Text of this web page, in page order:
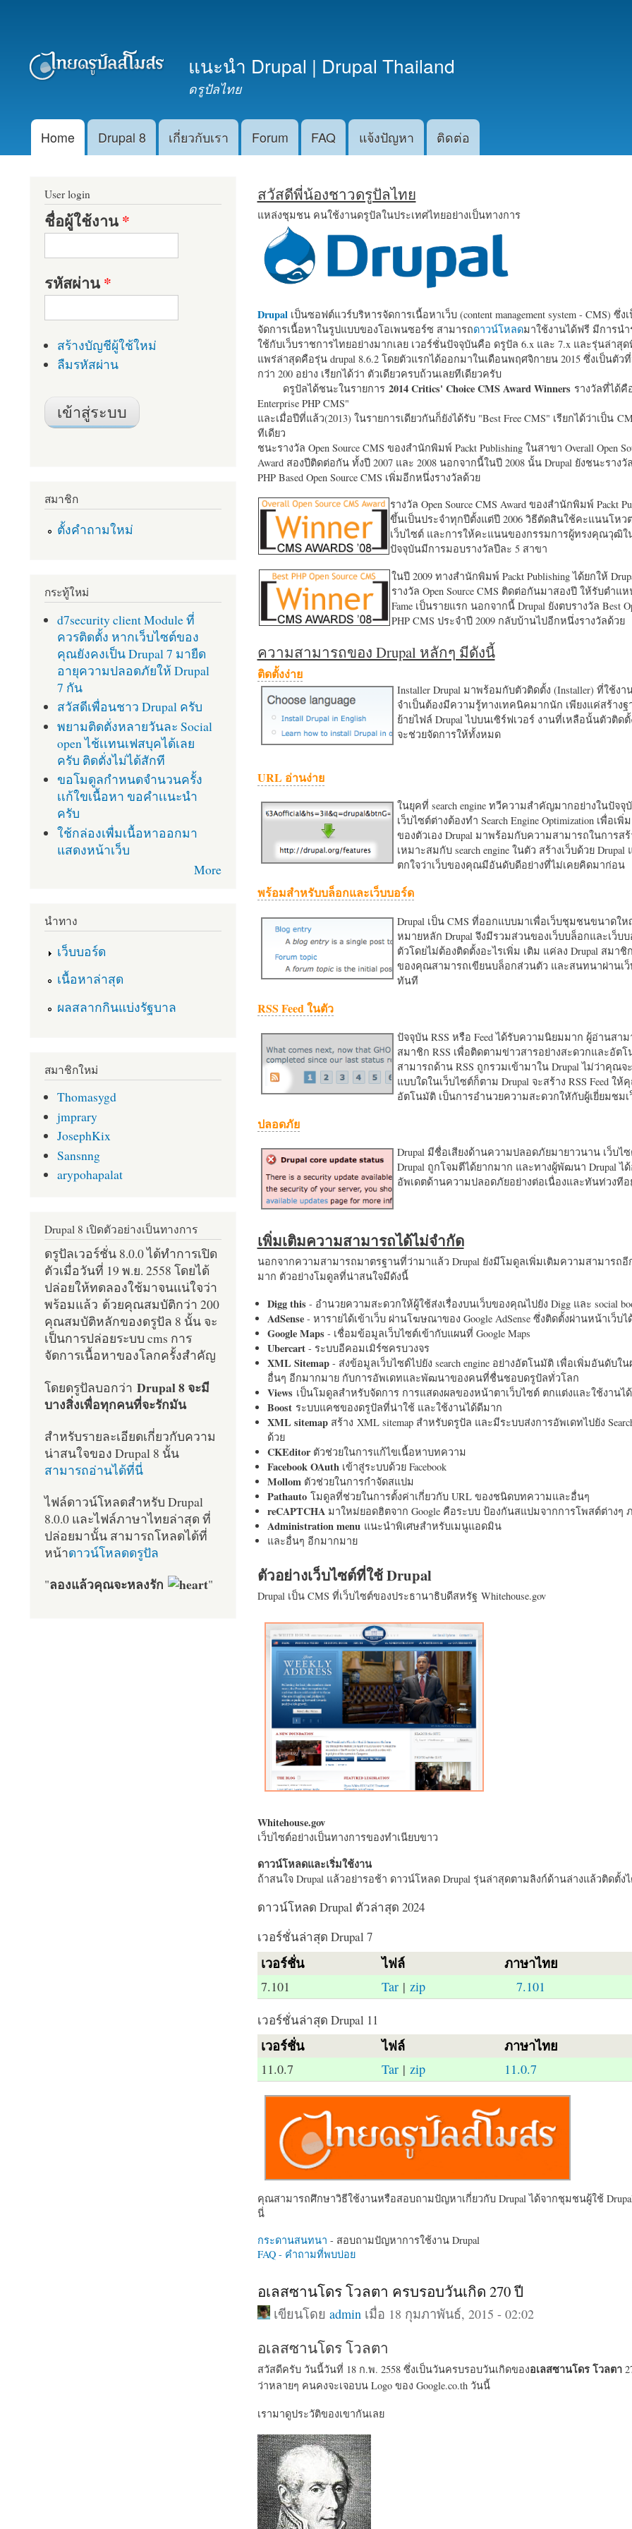
หลัก
แนะนำ Drupal | Drupal Thailand
ดรูปัลไทย
Main menu
Home Drupal 8 เกี่ยวกับเรา Forum FAQ แจ้งปัญหา ติดต่อ
สวัสดีพี่น้องชาวดรูปัลไทย
แหล่งชุมชน คนใช้งานดรูปัลในประเทศไทยอย่างเป็นทางการ
Drupalเป็นซอฟต์แวร์บริหารจัดการเนื้อหาเว็บ (content management system - CMS) ซึ่ง
จัดการเนื้อหาในรูปแบบของโอเพนซอร์ซ สามารถดาวน์โหลดมาใช้งานได้ฟรี มีการน
ใช้กับเว็บราชการไทยอย่างมากเลย เวอร์ชั่นปัจจุบันคือ ดรูปัล 6.x และ 7.x และรุ่นล่าสุด
แพร่ล่าสุดคือรุ่น drupal 8.6.2 โดยตัวแรกได้ออกมาในเดือนพฤศจิกายน 2015 ซึ่งเป็นตั
กว่า 200 อย่าง เรียกได้ว่า ตัวเดียวครบถ้วนเลยทีเดียวครับ
ดรูปัลได้ชนะในรายการ 2014 Critics' Choice CMS Award Winners รางวัลที่ได้คื
Enterprise PHP CMS"
และเมื่อปีที่แล้ว(2013) ในรายการเดียวกันก็ยังได้รับ "Best Free CMS" เรียกได้ว่าเป็น
ทีเดียว
ชนะรางวัล Open Source CMS ของสำนักพิมพ์ Packt Publishing ในสาขา Overall Open
Award สองปีติดต่อกัน ทั้งปี 2007 และ 2008 นอกจากนี้ในปี 2008 นั้น Drupal ยังชนะรางวั
PHP Based Open Source CMS เพิ่มอีกหนึ่งรางวัลด้วย
รางวัล Open Source CMS Award ของสำนักพิมพ์ Packt
ขึ้นเป็นประจำทุกปีตั้งแต่ปี 2006 วิธีตัดสินใช้คะแนนโหว
เว็บไซต์ และการให้คะแนนของกรรมการผู้ทรงคุณวุฒิใ
ปัจจุบันมีการมอบรางวัลปีละ 5 สาขา
ในปี 2009 ทางสำนักพิมพ์ Packt Publishing ได้ยกให้
รางวัล Open Source CMS ติดต่อกันมาสองปี ให้รับตำแ
Fame เป็นรายแรก นอกจากนี้ Drupal ยังตบรางวัล Best
PHP CMS ประจำปี 2009 กลับบ้านไปอีกหนึ่งรางวัลด้วย
ความสามารถของ Drupal หลักๆ มีดังนี้
ติดตั้งง่าย
Installer Drupal มาพร้อมกับตัวติดตั้ง (Installer) ที่ใช้งา
จำเป็นต้องมีความรู้ทางเทคนิคมากนัก เพียงแค่สร้าง
ย้ายไฟล์ Drupal ไปบนเซิร์ฟเวอร์ งานที่เหลือนั้นตัวติดตั้
จะช่วยจัดการให้ทั้งหมด
URL อ่านง่าย
ในยุคที่ search engine ทวีความสำคัญมากอย่างในปัจจุ
เว็บไซต์ต่างต้องทำ Search Engine Optimization เพื่อเ
ของตัวเอง Drupal มาพร้อมกับความสามารถในการสร้
เหมาะสมกับ search engine ในตัว สร้างเว็บด้วย
ตกใจว่าเว็บของคุณมีอันดับดีอย่างที่ไม่เคยคิดมาก่อน
พร้อมสำหรับบล็อกและเว็บบอร์ด
Drupal เป็น CMS ที่ออกแบบมาเพื่อเว็บชุมชนขนาดให
หมายหลัก Drupal จึงมีรวมส่วนของเว็บบล็อกและเว็บ
ตัวโดยไม่ต้องติดตั้งอะไรเพิ่ม เติม แค่ลง Drupal สมาชิ
ของคุณสามารถเขียนบล็อกส่วนตัว และสนทนาผ่านเว็
ทันที
RSS Feed ในตัว
ปัจจุบัน RSS หรือ Feed ได้รับความนิยมมาก ผู้อ่านสา
สมาชิก RSS เพื่อติดตามข่าวสารอย่างสะดวกและอัต
สามารถด้าน RSS ถูกรวมเข้ามาใน Drupal ไม่ว่าคุณจ
แบบใดในเว็บไซต์ก็ตาม Drupal จะสร้าง RSS Feed ให้
อัตโนมัติ เป็นการอำนวยความสะดวกใหักับผู้เยี่ยมชม
ปลอดภัย
Drupal มีชื่อเสียงด้านความปลอดภัยมายาวนาน เว็บไ
Drupal ถูกโจมตีได้ยากมาก และทางผู้พัฒนา Drupal ไ
อัพเดตด้านความปลอดภัยอย่างต่อเนื่องและทันท่วงทีอ
เพิ่มเติมความสามารถได้ไม่จำกัด
นอกจากความสามารถมาตรฐานที่ว่ามาแล้ว Drupal ยังมีโมดูลเพิ่มเติมความสามารถอี
มาก ตัวอย่างโมดูลที่น่าสนใจมีดังนี้
Digg this- อำนวยความสะดวกให้ผู้ใช้ส่งเรื่องบนเว็บของคุณไปยัง Digg และ social
AdSense- หารายได้เข้าเว็บ ผ่านโฆษณาของ Google AdSense ซึ่งติดตั้งผ่านหน้าเว็บไ
Google Maps- เชื่อมข้อมูลเว็บไซต์เข้ากับแผนที่ Google Maps
Ubercart- ระบบอีคอมเมิร์ซครบวงจร
XML Sitemap- ส่งข้อมูลเว็บไซต์ไปยัง search engine อย่างอัตโนมัติ เพื่อเพิ่มอันดับใ
อื่นๆ อีกมากมาย กับการอัพเดทและพัฒนาของคนที่ชื่นชอบดรูปัลทั่วโลก
Views เป็นโมดูลสำหรับจัดการ การแสดงผลของหน้าตาเว็บไซต์ ตกแต่งและใช้งานไ
Boost ระบบแคชของดรูปัลที่น่าใช้ และใช้งานได้ดีมาก
XML sitemapสร้าง XML sitemap สำหรับดรูปัล และมีระบบส่งการอัพเดทไปยัง
ด้วย
CKEditorตัวช่วยในการแก้ไขเนื้อหาบทความ
Facebook OAuth เข้าสู่ระบบด้วย Facebook
Mollom ตัวช่วยในการกำจัดสแปม
Pathautoโมดูลที่ช่วยในการตั้งค่าเกี่ยวกับ URL ของชนิดบทความและอื่นๆ
reCAPTCHA มาใหม่ยอดฮิตจาก Google คือระบบ ป้องกันสแปมจากการโพสต์ต่างๆ
Administration menu แนะนำพิเศษสำหรับเมนูแอดมิน
และอื่นๆ อีกมากมาย
ตัวอย่างเว็บไซต์ที่ใช้ Drupal
Drupal เป็น CMS ที่เว็บไซต์ของประธานาธิบดีสหรัฐ Whitehouse.gov
Whitehouse.gov
เว็บไซต์อย่างเป็นทางการของทำเนียบขาว
ดาวน์โหลดและเริ่มใช้งาน
ถ้าสนใจ Drupal แล้วอย่ารอช้า ดาวน์โหลด Drupal รุ่นล่าสุดตามลิงก์ด้านล่างแล้วติดตั้ง
ดาวน์โหลด Drupal ตัวล่าสุด 2024
เวอร์ชั่นล่าสุด Drupal 7
เวอร์ชั่น ไฟล์ ภาษาไทย
7.101 Tar| zip 7.101
เวอร์ชั่นล่าสุด Drupal 11
เวอร์ชั่น ไฟล์ ภาษาไทย
11.0.7 Tar| zip 11.0.7
คุณสามารถศึกษาวิธีใช้งานหรือสอบถามปัญหาเกี่ยวกับ Drupal ได้จากชุมชนผู้ใช้
นี่
กระดานสนทนา - สอบถามปัญหาการใช้งาน Drupal
FAQ - คำถามที่พบบ่อย
อเลสซานโดร โวลตา ครบรอบวันเกิด 270 ปี
เขียนโดย admin เมื่อ 18 กุมภาพันธ์, 2015 - 02:02
อเลสซานโดร โวลตา
สวัสดีครับ วันนี้วันที่ 18 ก.พ. 2558 ซึ่งเป็นวันครบรอบวันเกิดของอเลสซานโดร โวลตา
ว่าหลายๆ คนคงจะเจอบน Logo ของ Google.co.th วันนี้
เรามาดูประวัติของเขากันเลย
User login
ชื่อผู้ใช้งาน*
รหัสผ่าน*
สร้างบัญชีผู้ใช้ใหม่
ลืมรหัสผ่าน
สมาชิก
ตั้งคำถามใหม่
กระทู้ใหม่
d7security client Module ที่
ควรติดตั้ง หากเว็บไซต์ของ
คุณยังคงเป็น Drupal 7 มายืด
อายุความปลอดภัยให้ Drupal
7 กัน
สวัสดีเพื่อนชาว Drupal ครับ
พยามติดตั่งหลายวันละ Social
open ไช้เเทนเฟสบุคได้เลย
ครับ ติดตั่งไม่ได้สักที
ขอโมดูลกำหนดจำนวนครั้ง
เเก้ใขเนื้อหา ขอคำเเนะนำ
ครับ
ใช้กล่องเพื่มเนื้อหาออกมา
แสดงหน้าเว็บ
More
นำทาง
เว็บบอร์ด
เนื้อหาล่าสุด
ผลสลากกินแบ่งรัฐบาล
สมาชิกใหม่
Thomasygd
jmprary
JosephKix
Sansnng
arypohapalat
Drupal 8 เปิดตัวอย่างเป็นทางการ
ดรูปัลเวอร์ชั่น 8.0.0 ได้ทำการเปิด
ตัวเมื่อวันที่ 19 พ.ย. 2558 โดยได้
ปล่อยให้ทดลองใช้มาจนแน่ใจว่า
พร้อมแล้ว ด้วยคุณสมบัติกว่า 200
คุณสมบัติหลักของดรูปัล 8 นั้น จะ
เป็นการปล่อยระบบ cms การ
จัดการเนื้อหาของโลกครั้งสำคัญ
โดยดรูปัลบอกว่า Drupal 8 จะมี
บางสิ่งเพื่อทุกคนที่จะรักมัน
สำหรับรายละเอียดเกี่ยวกับความ
น่าสนใจของ Drupal 8 นั้น
สามารถอ่านได้ที่นี่
ไฟล์ดาวน์โหลดสำหรับ Drupal
8.0.0 และไฟล์ภาษาไทยล่าสุด ที่
ปล่อยมานั้น สามารถโหลดได้ที่
หน้าดาวน์โหลดดรูปัล
"ลองแล้วคุณจะหลงรัก "